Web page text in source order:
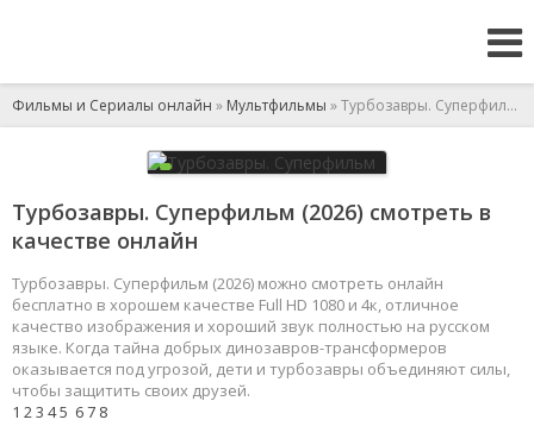
Фильмы и Сериалы онлайн » Мультфильмы » Турбозавры. Суперфильм
Турбозавры. Суперфильм (2026) смотреть в
качестве онлайн
Турбозавры. Суперфильм (2026) можно смотреть онлайн
бесплатно в хорошем качестве Full HD 1080 и 4к, отличное
качество изображения и хороший звук полностью на русском
языке. Когда тайна добрых динозавров-трансформеров
оказывается под угрозой, дети и турбозавры объединяют силы,
чтобы защитить своих друзей.
1 23 45 67 8